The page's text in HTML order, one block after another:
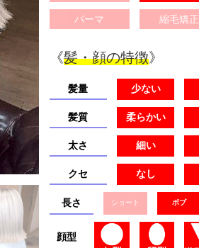
パーマ 縮毛矯正
《髪・顔の特徴》
髪量 少ない
髪質 柔らかい
太さ 細い
クセ なし
長さ ショート ボブ
顔型